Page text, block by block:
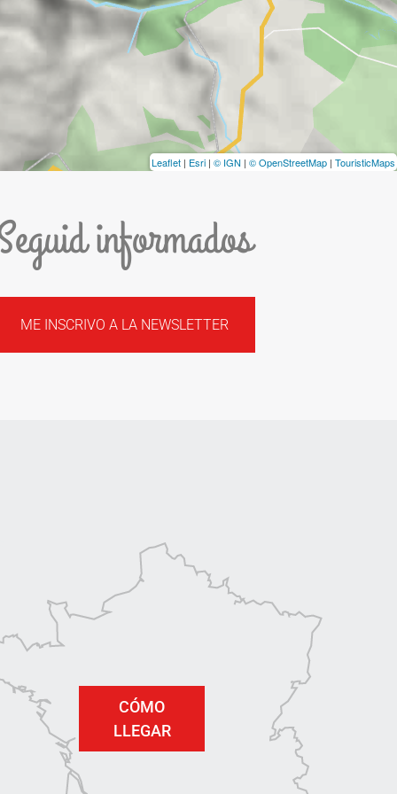
Leaflet | Esri | © IGN | © OpenStreetMap | TouristicMaps
informados
ME INSCRIVO A LA NEWSLETTER
CÓMO
LLEGAR